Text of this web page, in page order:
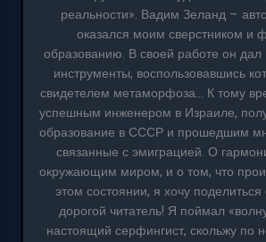
реальности». Вадим Зеланд –
оказался моим сверстником и
образованию. В своей работе он
инструменты, воспользовавшись
свидетелем метаморфоза… К тому
успешным инженером в Израиле,
образование в СССР и прошедшим
связанные с эмиграцией. О
окружающим миром, и о том, что
этом состоянии, я хочу
дорогой читатель! Я поймал
настоящий серфингист, скольжу по